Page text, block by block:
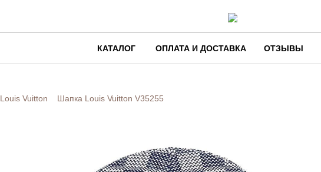
КАТАЛОГ ОПЛАТА И ДОСТАВКА ОТЗЫВЫ
Louis Vuitton Шапка Louis Vuitton V35255